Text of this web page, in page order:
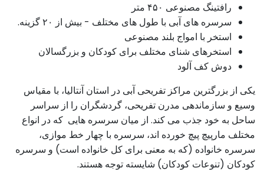
رافتینگ مصنوعی ۴۵۰ متر
سرسره های آبی با طول های مختلف - بیش از ۲۰ گزینه.
استخر با امواج بلند مصنوعی
استخرهای شنای مختلف برای کودکان و بزرگسالان
دوش کف آلود
یکی از بزرگترین مراکز تفریحی آبی در استان آنتالیا، با مقیاس
وسیع و سازماندهی مدرن تفریحی، گردشگران را از سراسر
ساحل به خود جذب می کند. از میان سرسره هایی که در انواع
مختلف مارپیچ پیچ خورده اند، سرسره با چهار خط موازی،
سرسره خانواده (که به معنی برای کل خانواده است) و سرسره
کودکان (تنوعات کودکان) شایسته توجه هستند.